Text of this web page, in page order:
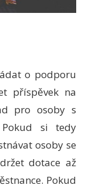
o podporu
příspěvek na
pro osoby s
Pokud si tedy
osoby se
dotace až
Pokud